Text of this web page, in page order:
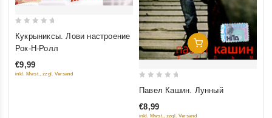
out
5
Кукрыниксы. Лови настроение
Рок-Н-Ролл
€9,99
inkl. Mwst., zzgl. Versand
Добавить В Корзину
of
Павел Кашин. Лунный
€8,99
inkl. Mwst., zzgl. Versand